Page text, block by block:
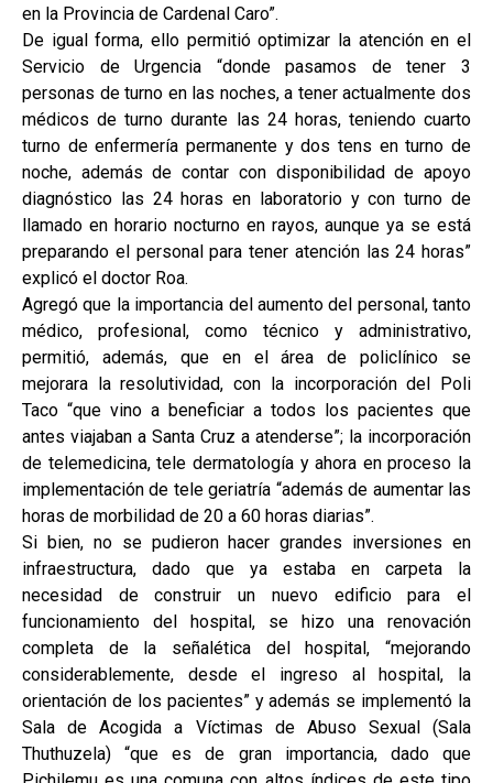
en la Provincia de Cardenal Caro”.
De igual forma, ello permitió optimizar la atención en el
Servicio de Urgencia “donde pasamos de tener 3
personas de turno en las noches, a tener actualmente dos
médicos de turno durante las 24 horas, teniendo cuarto
turno de enfermería permanente y dos tens en turno de
noche, además de contar con disponibilidad de apoyo
diagnóstico las 24 horas en laboratorio y con turno de
llamado en horario nocturno en rayos, aunque ya se está
preparando el personal para tener atención las 24 horas”
explicó el doctor Roa.
Agregó que la importancia del aumento del personal, tanto
médico, profesional, como técnico y administrativo,
permitió, además, que en el área de policlínico se
mejorara la resolutividad, con la incorporación del Poli
Taco “que vino a beneficiar a todos los pacientes que
antes viajaban a Santa Cruz a atenderse”; la incorporación
de telemedicina, tele dermatología y ahora en proceso la
implementación de tele geriatría “además de aumentar las
horas de morbilidad de 20 a 60 horas diarias”.
Si bien, no se pudieron hacer grandes inversiones en
infraestructura, dado que ya estaba en carpeta la
necesidad de construir un nuevo edificio para el
funcionamiento del hospital, se hizo una renovación
completa de la señalética del hospital, “mejorando
considerablemente, desde el ingreso al hospital, la
orientación de los pacientes” y además se implementó la
Sala de Acogida a Víctimas de Abuso Sexual (Sala
Thuthuzela) “que es de gran importancia, dado que